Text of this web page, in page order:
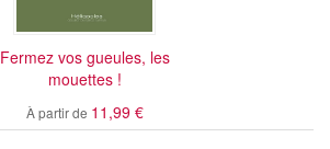
Fermez vos gueules, les
mouettes !
À partir de 11,99 €